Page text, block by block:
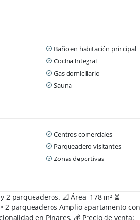
Baño en habitación principal
Cocina integral
Gas domiciliario
Sauna
Centros comerciales
Parqueadero visitantes
Zonas deportivas
parqueaderos. 📐 Área: 178 m² ⏳
2 parqueaderos Amplio apartamento con
en Pinares. 💰 Precio de venta: